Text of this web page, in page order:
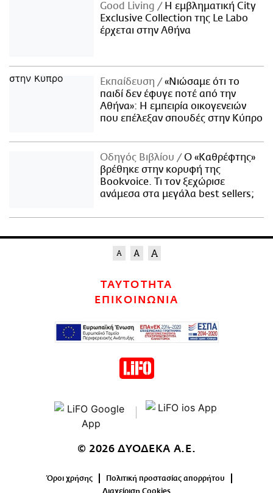
Good Living
Η εμβληματική City
Exclusive Collection της Le Labo
έρχεται στην Αθήνα
Εκπαίδευση
«Νιώσαμε ότι το
παιδί δεν έφυγε ποτέ από την
Αθήνα»: Η εμπειρία οικογενειών
που επέλεξαν σπουδές στην Κύπρο
Οδηγός Βιβλίου
Ο «Καθρέφτης»
βρέθηκε στην κορυφή της
Bookvoice. Τι τον ξεχώρισε
ανάμεσα στα μεγάλα best sellers;
ΤΑΥΤΟΤΗΤΑ
ΕΠΙΚΟΙΝΩΝΙΑ
© 2026 ΔΥΟΔΕΚΑ Α.Ε.
Όροι χρήσης
Πολιτική προστασίας απορρήτου
Διαχείριση Cookies